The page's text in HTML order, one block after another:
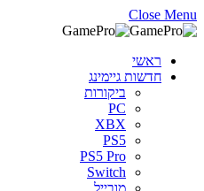
Close Menu
ראשי
חדשות גיימינג
ביקורות
PC
XBX
PS5
PS5 Pro
Switch
מובייל